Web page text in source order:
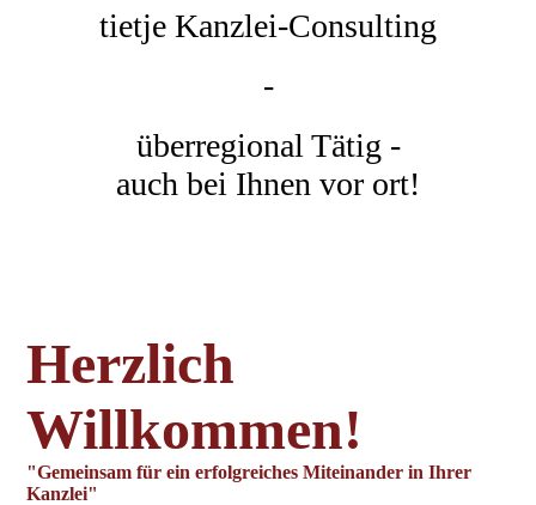
tietje Kanzlei-Consulting
-
überregional Tätig -
auch bei Ihnen vor ort!
Herzlich
Willkommen!
"Gemeinsam für ein erfolgreiches Miteinander in Ihrer
Kanzlei"